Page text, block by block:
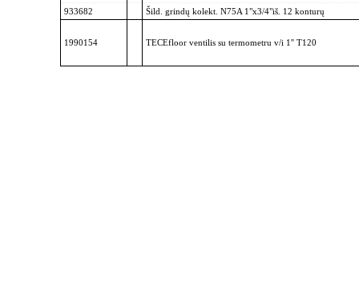
933682
Šild. grindų kolekt. N75A 1"x3/4"iš. 12 konturų
1990154 TECEfloor ventilis su termometru v/i 1'' T120